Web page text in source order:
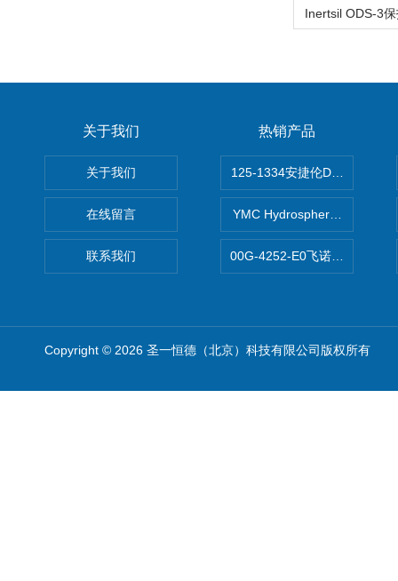
关于我们
关于我们
在线留言
联系我们
热销产品
125-1334安捷伦DB-624色谱
YMC Hydrosphere C18亲水
00G-4252-E0飞诺美Luna
Copyright © 2026 圣一恒德（北京）科技有限公司版权所有